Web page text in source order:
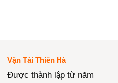
Vận Tải Thiên Hà
Được thành lập từ năm